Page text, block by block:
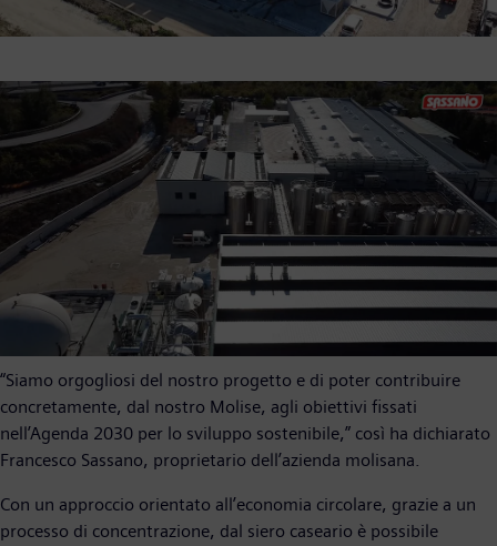
“Siamo orgogliosi del nostro progetto e di poter contribuire
concretamente, dal nostro Molise, agli obiettivi fissati
nell’Agenda 2030 per lo sviluppo sostenibile,” così ha dichiarato
Francesco Sassano, proprietario dell’azienda molisana.
Con un approccio orientato all’economia circolare, grazie a un
processo di concentrazione, dal siero caseario è possibile